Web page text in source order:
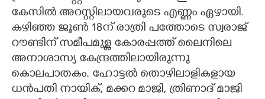
കേസിൽ അറസ്റ്റിലായവരുടെ എണ്ണം ഏഴായി.
കഴിഞ്ഞ ജൂൺ 18ന് രാത്രി പത്തോടെ സ്വരാജ്
റൗണ്ടിന് സമീപമുള്ള കോരപ്പത്ത് ലൈനിലെ
അനാശാസ്യ കേന്ദ്രത്തിലായിരുന്നു
കൊലപാതകം. ഹോട്ടൽ തൊഴിലാളികളായ
ധൻപതി നായിക്, മക്കറ മാജി, ത്രിണാദ് മാജി